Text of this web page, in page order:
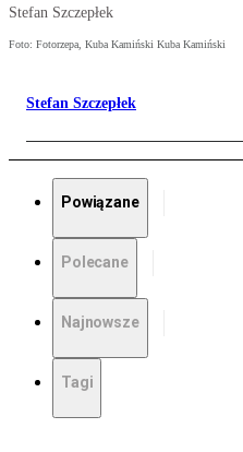
Stefan Szczepłek
Foto: Fotorzepa, Kuba Kamiński Kuba Kamiński
Stefan Szczepłek
Powiązane
Polecane
Najnowsze
Tagi